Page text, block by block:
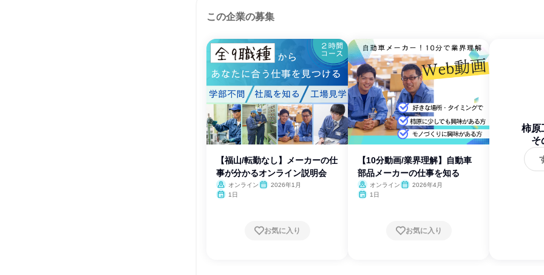
この企業の募集
【福山/転勤なし】メーカーの仕
事が分かるオンライン説明会
オンライン
2026年1月
1日
お気に入り
【10分動画/業界理解】自動車
部品メーカーの仕事を知る
オンライン
2026年4月
1日
お気に入り
柿原
そ